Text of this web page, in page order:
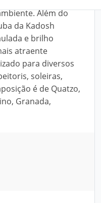
Além do
da Kadosh
e brilho
atraente
para diversos
soleiras,
é de Quatzo,
Granada,